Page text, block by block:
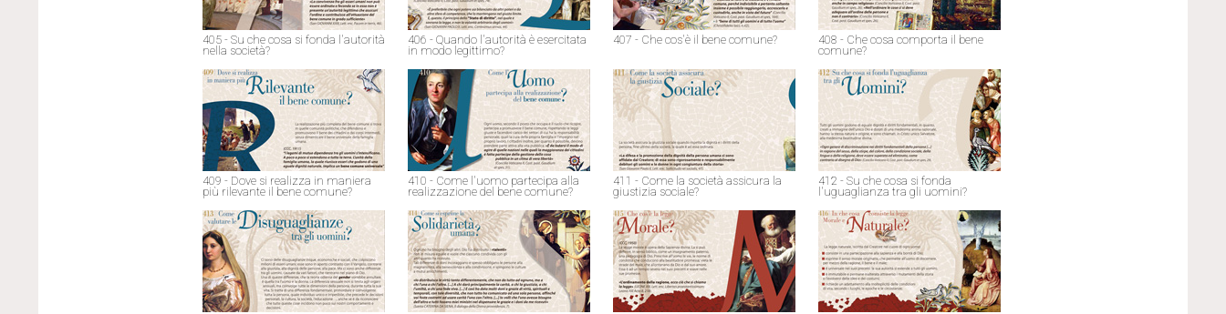
405 - Su che cosa si fonda l'autorità
nella società?
406 - Quando l'autorità è esercitata
in modo legittimo?
407 - Che cos'è il bene comune?
408 - Che cosa comporta il bene
comune?
409 - Dove si realizza in maniera
più rilevante il bene comune?
410 - Come l'uomo partecipa alla
realizzazione del bene comune?
411 - Come la società assicura la
giustizia sociale?
412 - Su che cosa si fonda
l'uguaglianza tra gli uomini?